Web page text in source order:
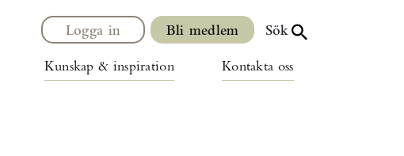
Kunskap & inspiration Kontakta oss
Logga in Bli medlem Sök